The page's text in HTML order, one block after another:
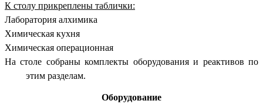
К столу прикреплены таблички:
Лаборатория алхимика
Химическая кухня
Химическая операционная
На столе собраны комплекты оборудования и реактивов по
этим разделам.
Оборудование